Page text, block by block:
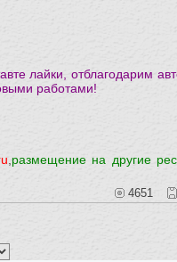
лайки, отблагодарим
работами!
размещение на другие
4651